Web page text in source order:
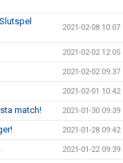
2021-02-08 10:07
2021-02-02 12:05
2021-02-02 09:37
2021-02-01 10:42
match! 2021-01-30 09:39
2021-01-28 09:42
2021-01-22 09:39